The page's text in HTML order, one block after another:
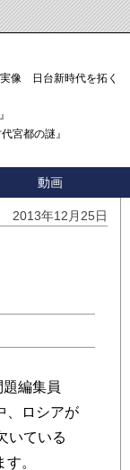
像 日台新時代を拓く「3
宮都の謎』
動画
2013年12月25日
編集員
、ロシアが
いている
。